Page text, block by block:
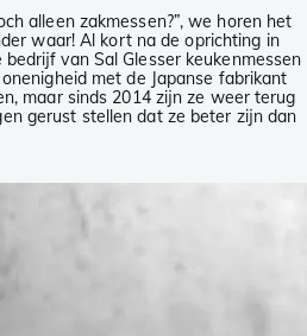
alleen zakmessen?”, we horen het
waar! Al kort na de oprichting in
van Sal Glesser keukenmessen
met de Japanse fabrikant
maar sinds 2014 zijn ze weer terug
gerust stellen dat ze beter zijn dan